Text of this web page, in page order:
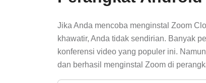
Jika Anda mencoba menginstal Zoom
khawatir, Anda tidak sendirian. Banyak
konferensi video yang populer ini.
dan berhasil menginstal Zoom di